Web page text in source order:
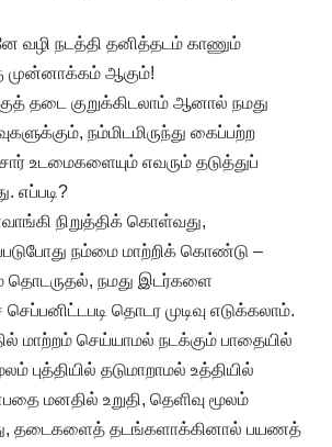
வழி நடத்தி தனித்தடம் காணும்
முன்னாக்கம் ஆகும்!
தடை குறுக்கிடலாம் ஆனால் நமது
நம்மிடமிருந்து கைப்பற்ற
சார் உடமைகளையும் எவரும் தடுத்துப்
எப்படி?
நிறுத்திக் கொள்வது,
நம்மை மாற்றிக் கொண்டு –
நமது இடர்களை
தொடர முடிவு எடுக்கலாம்.
மாற்றம் செய்யாமல் நடக்கும் பாதையில்
புத்தியில் தடுமாறாமல் உத்தியில்
மனதில் உறுதி, தெளிவு மூலம்
தடைகளைத் தடங்களாக்கினால் பயணத்